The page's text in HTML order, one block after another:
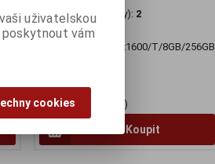
Termín dodání (dny): 2
Intel 3-
1315U/12,4"/2560x1600/T/8GB/256GB
17 817 Kč
14 724 Kč (bez DPH:)
Koupit
uživatelskou
vám
cookies